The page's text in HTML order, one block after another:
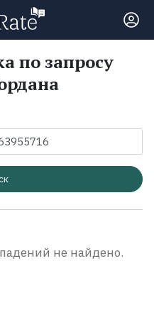
по запросу
не найдено.